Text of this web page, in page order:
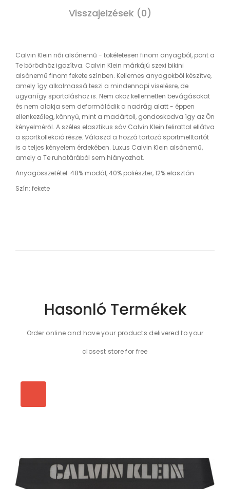
Visszajelzések (0)
Calvin Klein női alsónemű - tökéletesen finom anyagból, pont a
Te bőrödhöz igazítva. Calvin Klein márkájú szexi bikini
alsónemű finom fekete színben. Kellemes anyagokból készítve,
amely így alkalmassá teszi a mindennapi viselésre, de
ugyanígy sportoláshoz is. Nem okoz kellemetlen bevágásokat
és nem alakja sem deformálódik a nadrág alatt - éppen
ellenkezőleg, könnyű, mint a madártoll, gondoskodva így az Ön
kényelméről. A széles elasztikus sáv Calvin Klein felirattal ellátva
a sportkollekció része. Válaszd a hozzá tartozó sportmelltartót
is a teljes kényelem érdekében. Luxus Calvin Klein alsónemű,
amely a Te ruhatárából sem hiányozhat.
Anyagösszetétel: 48% modál, 40% poliészter, 12% elasztán
Szín: fekete
Hasonló Termékek
Order online and have your products delivered to your
closest store for free